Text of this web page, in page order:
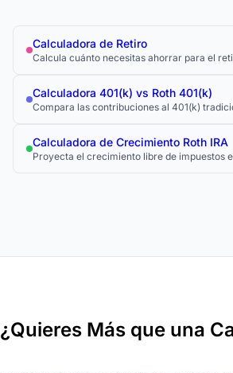
Calculadora de Retiro
Calcula cuánto necesitas ahorrar para el
Calculadora 401(k) vs Roth 401(k)
Compara las contribuciones al 401(k)
Calculadora de Crecimiento Roth IRA
Proyecta el crecimiento libre de impuestos
¿Quieres Más que una